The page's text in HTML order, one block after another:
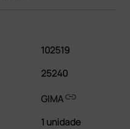
102519
25240
GIMAlink
1 unidade